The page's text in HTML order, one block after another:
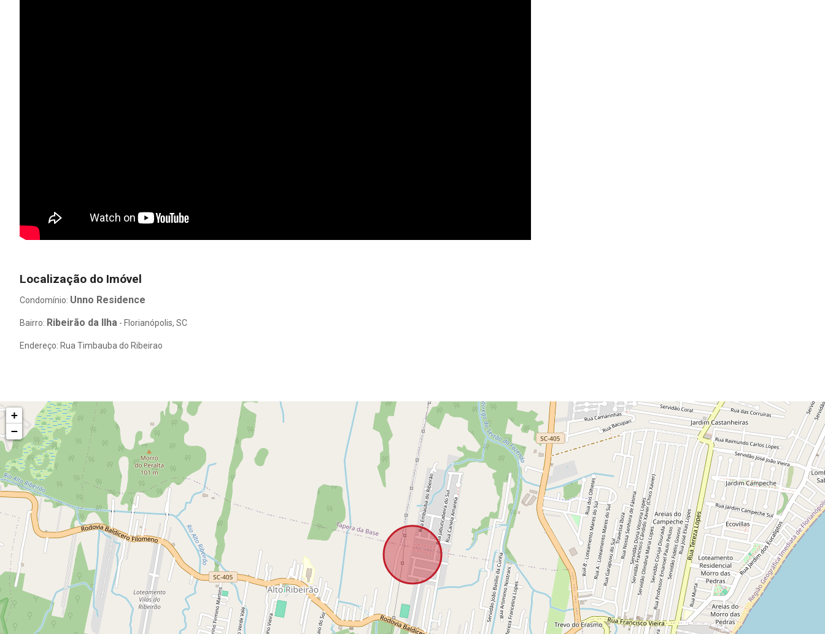
Localização do Imóvel
Condomínio: Unno Residence
Bairro: Ribeirão da Ilha - Florianópolis, SC
Endereço: Rua Timbauba do Ribeirao
+
−